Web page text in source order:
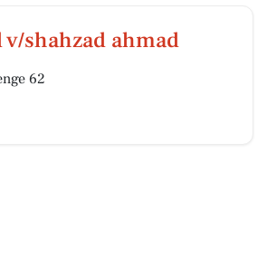
shahzad ahmad
62